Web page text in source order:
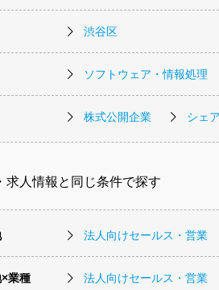
渋谷区
ソフトウェア・情報処理
株式公開企業 シェ
求人情報と同じ条件で探す
法人向けセールス・営業
業種 法人向けセールス・営